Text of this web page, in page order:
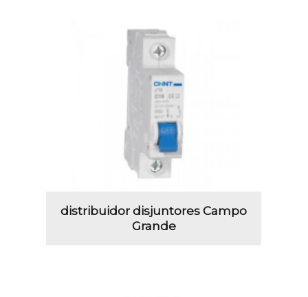
distribuidor disjuntores Campo
Grande